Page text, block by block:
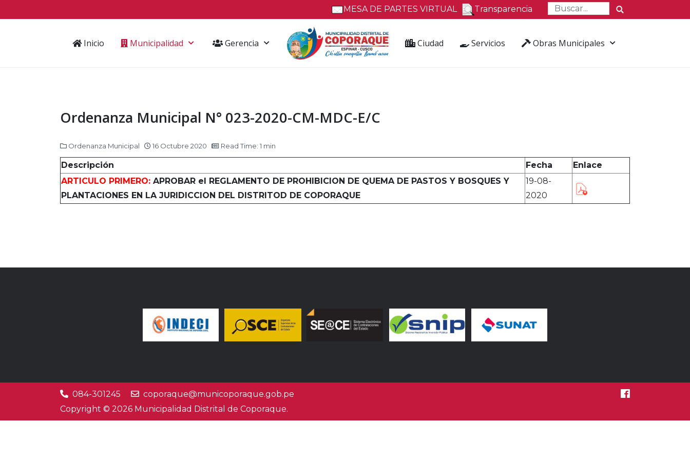
MESA DE PARTES VIRTUAL Transparencia
Inicio Municipalidad Gerencia Ciudad Servicios Obras Municipales
Ordenanza Municipal N° 023-2020-CM-MDC-E/C
Ordenanza Municipal 16 Octubre 2020 Read Time: 1 min
Descripción Fecha
Enlace
ARTICULO PRIMERO: APROBAR el REGLAMENTO DE PROHIBICION DE QUEMA DE PASTOS Y BOSQUES Y
PLANTACIONES EN LA JURIDICCION DEL DISTRITOD DE COPORAQUE
19-08-
2020
084-301245
coporaque@municoporaque.gob.pe
Copyright © 2026 Municipalidad Distrital de Coporaque.